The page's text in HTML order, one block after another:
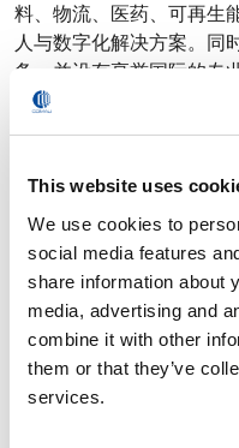
This website uses
We use cookies to
social media features
share information about
media, advertising and
combine it with other
them or that they’ve
services.
料、物流、医药、可再生
人与数字化解决方案。同
务，并设有享誉国际的专
化、高性能的自动存储
在全球12个国家设有8个
数超过4,000人。
www.comau.com|
关于 Invent
Invent是一家专注于内部